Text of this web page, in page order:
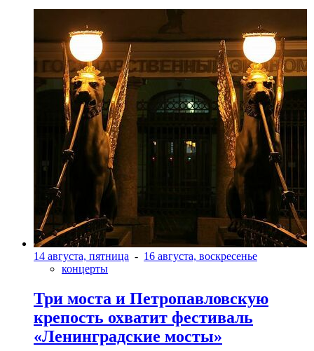
14 августа, пятница - 16 августа, воскресенье
концерты
Три моста и Петропавловскую
крепость охватит фестиваль
«Ленинградские мосты»